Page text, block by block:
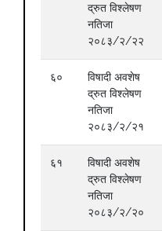
द्रुत विश्लेषण
नतिजा
२०८३/२/२२
६०
विषादी अवशेष
द्रुत विश्लेषण
नतिजा
२०८३/२/२१
६१
विषादी अवशेष
द्रुत विश्लेषण
नतिजा
२०८३/२/२०